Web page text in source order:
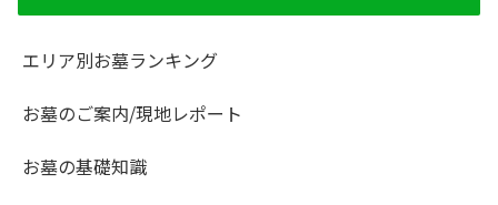
エリア別お墓ランキング
お墓のご案内/現地レポート
お墓の基礎知識